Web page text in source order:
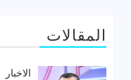
المقالات
الاخبار